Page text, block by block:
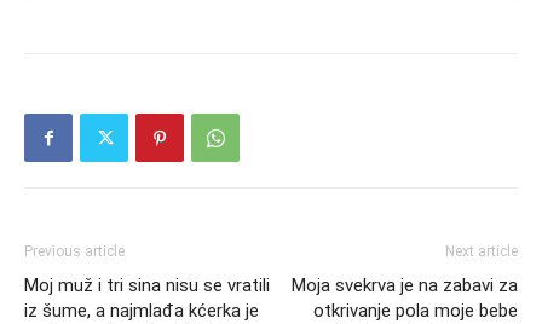
Previous article
Moj muž i tri sina nisu se vratili
iz šume, a najmlađa kćerka je
Next article
Moja svekrva je na zabavi za
otkrivanje pola moje bebe